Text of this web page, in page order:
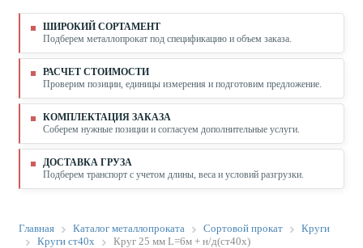
ШИРОКИЙ СОРТАМЕНТ
Подберем металлопрокат под спецификацию и объем заказа.
РАСЧЕТ СТОИМОСТИ
Проверим позиции, единицы измерения и подготовим предложение.
КОМПЛЕКТАЦИЯ ЗАКАЗА
Соберем нужные позиции и согласуем дополнительные услуги.
ДОСТАВКА ГРУЗА
Подберем транспорт с учетом длины, веса и условий разгрузки.
Главная Каталог металлопроката Сортовой прокат
Круги
Круги ст40х
Круг 25 мм L=6м + н/д(ст40х)